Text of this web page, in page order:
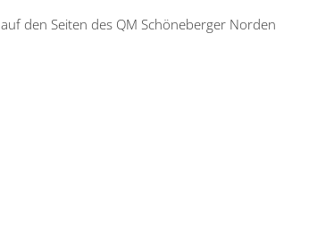
auf den Seiten des QM Schöne­berger Norden